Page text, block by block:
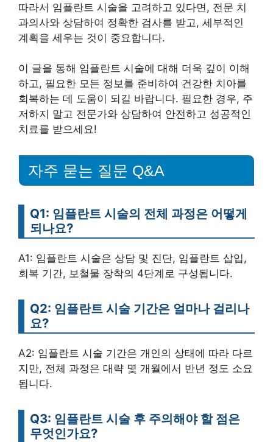
따라서 임플란트 시술을 고려하고 있다면, 전문 치
과의사와 상담하여 정확한 검사를 받고, 세부적인
계획을 세우는 것이 중요합니다.
이 글을 통해 임플란트 시술에 대해 더욱 깊이 이해
하고, 필요한 모든 정보를 준비하여 건강한 치아를
회복하는 데 도움이 되길 바랍니다. 필요한 경우, 주
저하지 말고 전문가와 상담하여 안전하고 성공적인
치료를 받으세요!
자주 묻는 질문 Q&A
Q1: 임플란트 시술의 전체 과정은 어떻게
되나요?
A1: 임플란트 시술은 상담 및 진단, 임플란트 삽입,
회복 기간, 보철물 장착의 4단계로 구성됩니다.
Q2: 임플란트 시술 기간은 얼마나 걸리나
요?
A2: 임플란트 시술 기간은 개인의 상태에 따라 다르
지만, 전체 과정은 대략 몇 개월에서 반년 정도 소요
됩니다.
Q3: 임플란트 시술 후 주의해야 할 점은
무엇인가요?